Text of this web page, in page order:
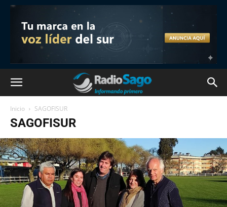
Inicio SAGOFISUR
SAGOFISUR